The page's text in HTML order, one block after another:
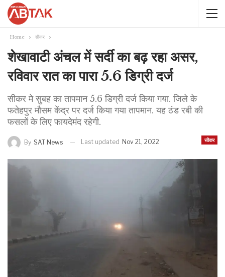
Home सीकर
शेखावाटी अंचल में सर्दी का बढ़ रहा असर,
रविवार रात का पारा 5.6 डिग्री दर्ज
सीकर मे सुबह का तापमान 5.6 डिग्री दर्ज किया गया. जिले के
फतेहपुर मौसम केंद्र पर दर्ज किया गया तापमान. यह ठंड रबी की
फसलों के लिए फायदेमंद रहेगी.
सीकर
By SAT News Last updated Nov 21, 2022